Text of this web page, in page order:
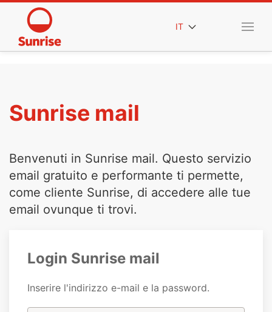
IT
Sunrise mail
Benvenuti in Sunrise mail. Questo servizio
email gratuito e performante ti permette,
come cliente Sunrise, di accedere alle tue
email ovunque ti trovi.
Login Sunrise mail
Inserire l'indirizzo e-mail e la password.